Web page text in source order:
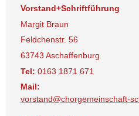
Vorstand+Schriftführung
Margit Braun
Feldchenstr. 56
63743 Aschaffenburg
Tel: 0163 1871 671
Mail:
vorstand@chorgemeinschaft-